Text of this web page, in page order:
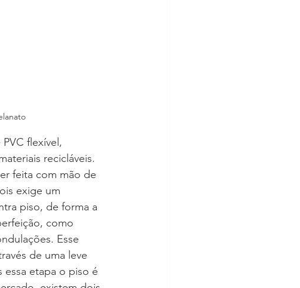
flexível,
recicláveis.
feita com mão de
exige um
como
Esse
de uma leve
essa etapa o piso é